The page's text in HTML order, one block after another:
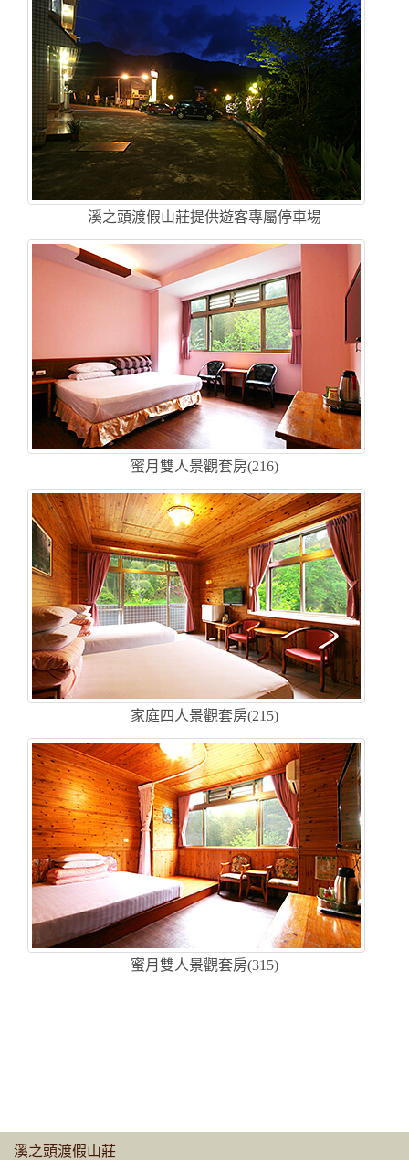
溪之頭渡假山莊提供遊客專屬停車場
蜜月雙人景觀套房(216)
家庭四人景觀套房(215)
蜜月雙人景觀套房(315)
溪之頭渡假山莊